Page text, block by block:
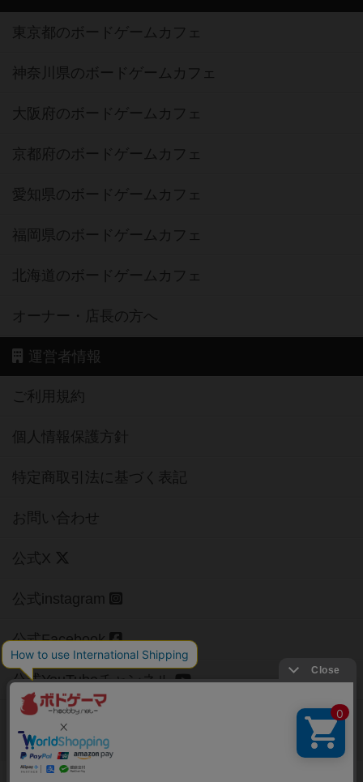
東京都のボードゲームカフェ
神奈川県のボードゲームカフェ
大阪府のボードゲームカフェ
京都府のボードゲームカフェ
愛知県のボードゲームカフェ
福岡県のボードゲームカフェ
北海道のボードゲームカフェ
オーナー・店長の方へ
運営者情報
ご利用規約
個人情報保護方針
特定商取引法に基づく表記
お問い合わせ
公式X
公式instagram
公式Facebook
公式YouTubeチャンネル